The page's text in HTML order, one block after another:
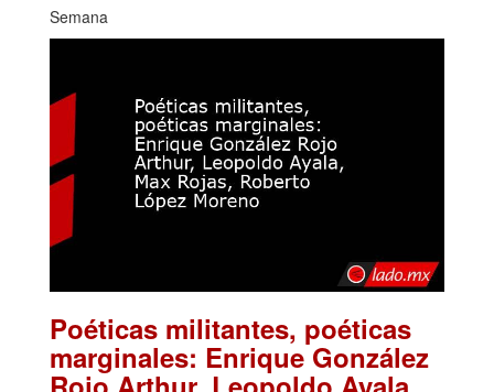
Semana
Poéticas militantes, poéticas
marginales: Enrique González